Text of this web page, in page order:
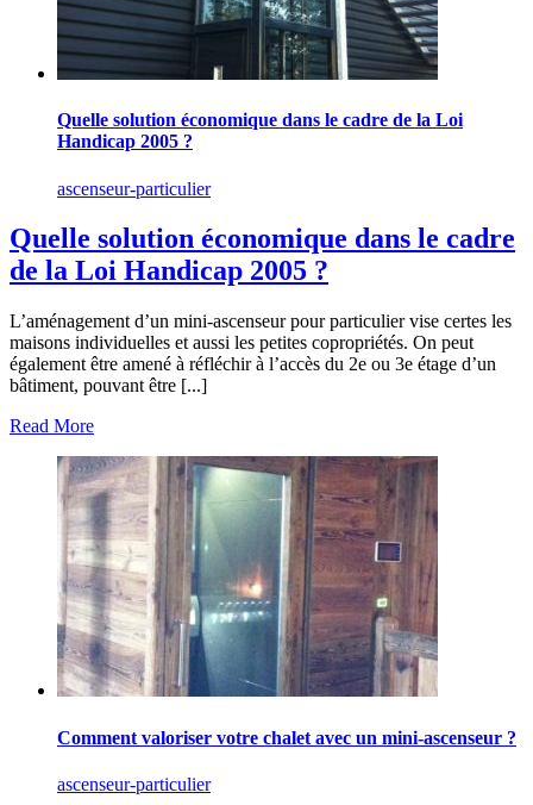
Quelle solution économique dans le cadre de la Loi
Handicap 2005 ?
ascenseur-particulier
Quelle solution économique dans le cadre
de la Loi Handicap 2005 ?
L’aménagement d’un mini-ascenseur pour particulier vise certes les
maisons individuelles et aussi les petites copropriétés. On peut
également être amené à réfléchir à l’accès du 2e ou 3e étage d’un
bâtiment, pouvant être [...]
Read More
Comment valoriser votre chalet avec un mini-ascenseur ?
ascenseur-particulier